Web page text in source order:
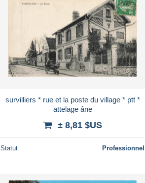
survilliers * rue et la poste du village * ptt *
attelage âne
± 8,81 $US
Statut Professionnel